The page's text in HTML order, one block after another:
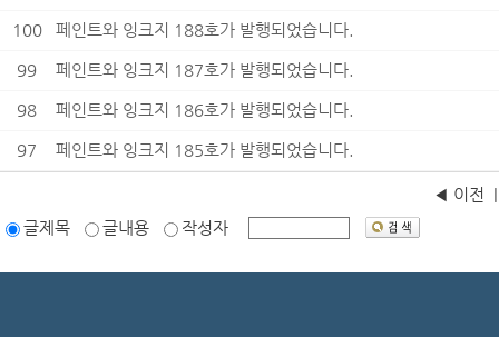
100 페인트와 잉크지 188호가 발행되었습니다.
99 페인트와 잉크지 187호가 발행되었습니다.
98 페인트와 잉크지 186호가 발행되었습니다.
97 페인트와 잉크지 185호가 발행되었습니다.
◀ 이전
글제목
글내용 작성자